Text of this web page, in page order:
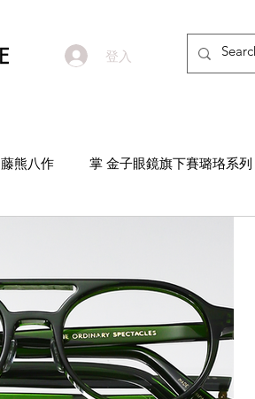
登入
熊八作 掌 金子眼鏡旗下賽璐珞系列
MOSCOT
OPTICAL AKIRA AND SONS